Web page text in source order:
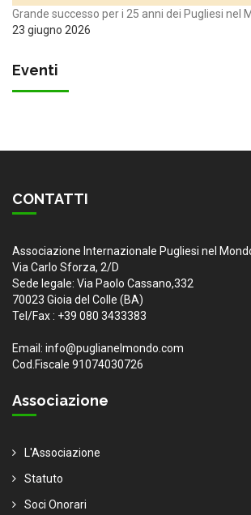
Grande successo per i 25 anni dei Pugliesi nel
23 giugno 2026
Eventi
CONTATTI
Associazione Internazionale Pugliesi nel
Via Carlo Sforza, 2/D
Sede legale: Via Paolo Cassano,332
70023 Gioia del Colle (BA)
Tel/Fax : +39 080 3433383
Email: info@puglianelmondo.com
Cod.Fiscale 91074030726
Associazione
L'Associazione
Statuto
Soci Onorari